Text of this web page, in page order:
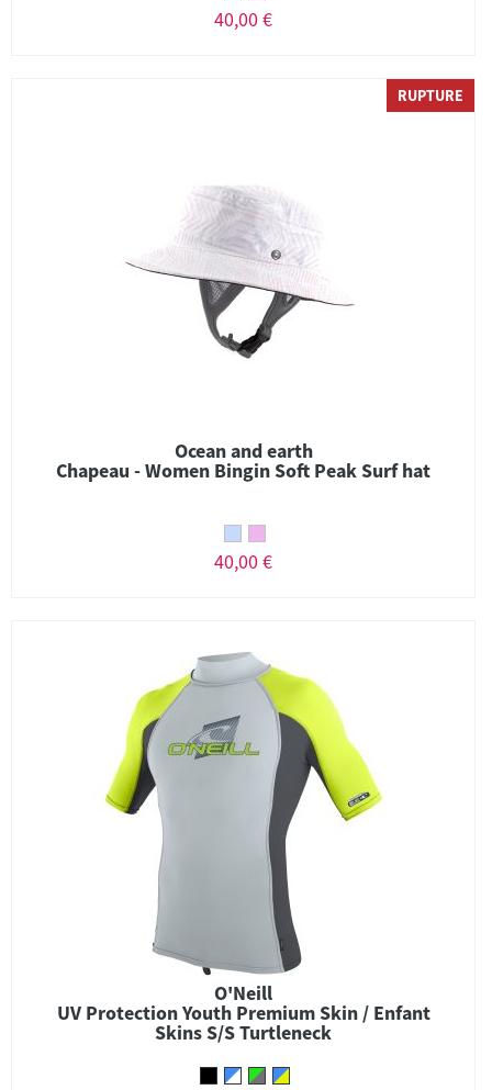
40,00 €
RUPTURE
Ocean and earth
Chapeau - Women Bingin Soft Peak Surf hat
40,00 €
O'Neill
UV Protection Youth Premium Skin / Enfant
Skins S/S Turtleneck